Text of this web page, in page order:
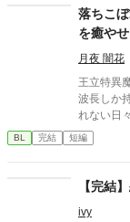
もやして
うなって
がその気
を切り出
て、もう
落ちこ
を癒や
ます
月夜 闇花
王立特異
波長しか
れない日
園で最も
ンの秘密
底知れぬ
とができ
だ」 痛み
BL 完結 短編
【完結
ivy